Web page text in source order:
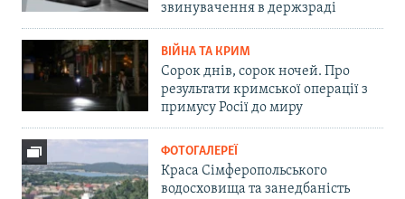
звинувачення в держзраді
ВІЙНА ТА КРИМ
Сорок днів, сорок ночей. Про
результати кримської операції з
примусу Росії до миру
ФОТОГАЛЕРЕЇ
Краса Сімферопольського
водосховища та занедбаність